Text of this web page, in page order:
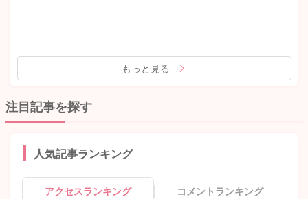
もっと見る
注目記事を探す
人気記事ランキング
アクセスランキング コメントランキング